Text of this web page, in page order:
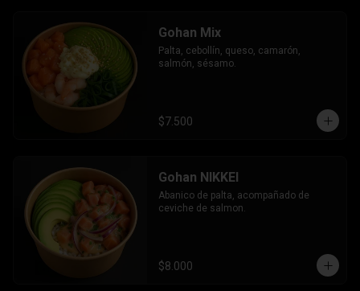
Gohan Mix
Palta, cebollín, queso, camarón,
salmón, sésamo.
$7.500
Gohan NIKKEI
Abanico de palta, acompañado de
ceviche de salmon.
$8.000